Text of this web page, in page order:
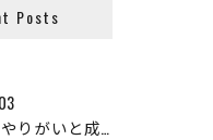
Posts
運送業でのやりがいと成長の秘訣